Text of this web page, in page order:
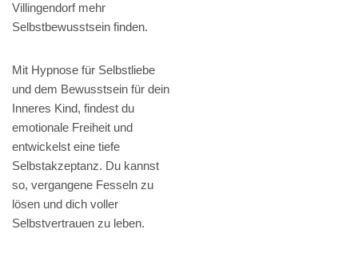
Villingendorf mehr
Selbstbewusstsein finden.
Mit Hypnose für Selbstliebe
und dem Bewusstsein für dein
Inneres Kind, findest du
emotionale Freiheit und
entwickelst eine tiefe
Selbstakzeptanz. Du kannst
so, vergangene Fesseln zu
lösen und dich voller
Selbstvertrauen zu leben.